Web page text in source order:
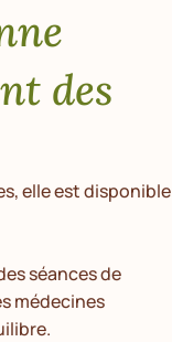
des
elle est disponible
séances de
médecines